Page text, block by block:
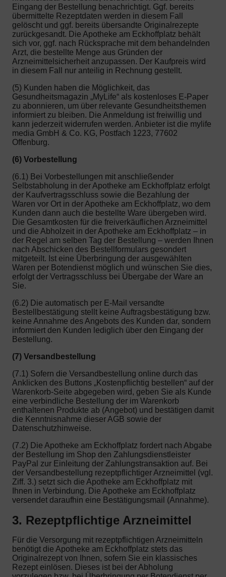
Eingang der Bestellung benachrichtigt. Ggf. bereits
übermittelte Rezeptdaten werden in diesem Fall
gelöscht und ggf. bereits übersandte Originalrezepte
zurückgesandt. Die Apotheke am Eckhoffplatz behält
sich vor, ggf. nach Rücksprache mit dem behandelnden
Arzt, die bestellte Menge aus Gründen der
Arzneimittelsicherheit anzupassen. Der Kaufpreis wird
in diesem Fall nur anteilig in Rechnung gestellt.
(5) Kunden haben die Möglichkeit, das
Gesundheitsmagazin „MyLife“ als kostenloses E-Paper
zu abonnieren, um über relevante Gesundheitsthemen
informiert zu bleiben. Die Anmeldung ist freiwillig und
kann jederzeit widerrufen werden. Anbieter ist die mylife
media GmbH & Co. KG, Postfach 1223, 77602
Offenburg.
(6) Vorbestellung
(6.1) Bei Vorbestellungen mit anschließender
Selbstabholung in der Apotheke am Eckhoffplatz erfolgt
der Kaufvertragsschluss sowie die Bezahlung der
Waren vor Ort in der Apotheke am Eckhoffplatz, wo dem
Kunden dann auch die bestellte Ware übergeben wird.
Die Gesamtkosten für die freiverkäuflichen Arzneimittel
und die Abholzeit in der Apotheke am Eckhoffplatz – in
der Regel am selben Tag der Bestellung – werden Ihnen
nach Abschicken des Bestellformulars gesondert
mitgeteilt. Ist eine Überbringung der ausgewählten
Waren per Botendienst möglich und wünschen Sie dies,
erfolgt der Vertragsschluss bei Übergabe der Ware an
Sie.
(6.2) Die automatisch per E-Mail versandte
Bestellbestätigung stellt keine Auftragsbestätigung bzw.
keine Annahme des Angebots des Kunden dar, sondern
informiert den Kunden lediglich über den Eingang der
Bestellung.
(7) Versandbestellung
(7.1) Sofern die Versandbestellung online durch das
Anklicken des Buttons „Kostenpflichtig bestellen“ auf der
Warenkorb-Seite abgegeben wird, geben Sie als Kunde
eine verbindliche Bestellung der im Warenkorb
enthaltenen Produkte ab (Angebot) und bestätigen damit
die Kenntnisnahme dieser AGB sowie der
Datenschutzhinweise.
(7.2) Die Apotheke am Eckhoffplatz fordert nach Abgabe
der Bestellung im Shop den Zahlungsdienstleister
PayPal zur Einleitung der Zahlungstransaktion auf. Bei
der Versandbestellung rezeptpflichtiger Arzneimittel (vgl.
Ziff. 3.) setzt sich die Apotheke am Eckhoffplatz mit
Ihnen in Verbindung. Die Apotheke am Eckhoffplatz
versendet daraufhin eine Bestätigungsmail (Annahme).
3. Rezeptpflichtige Arzneimittel
Für die Versorgung mit rezeptpflichtigen Arzneimitteln
benötigt die Apotheke am Eckhoffplatz stets das
Originalrezept von Ihnen, sofern Sie ein klassisches
Rezept einlösen. Dieses ist bei der Abholung